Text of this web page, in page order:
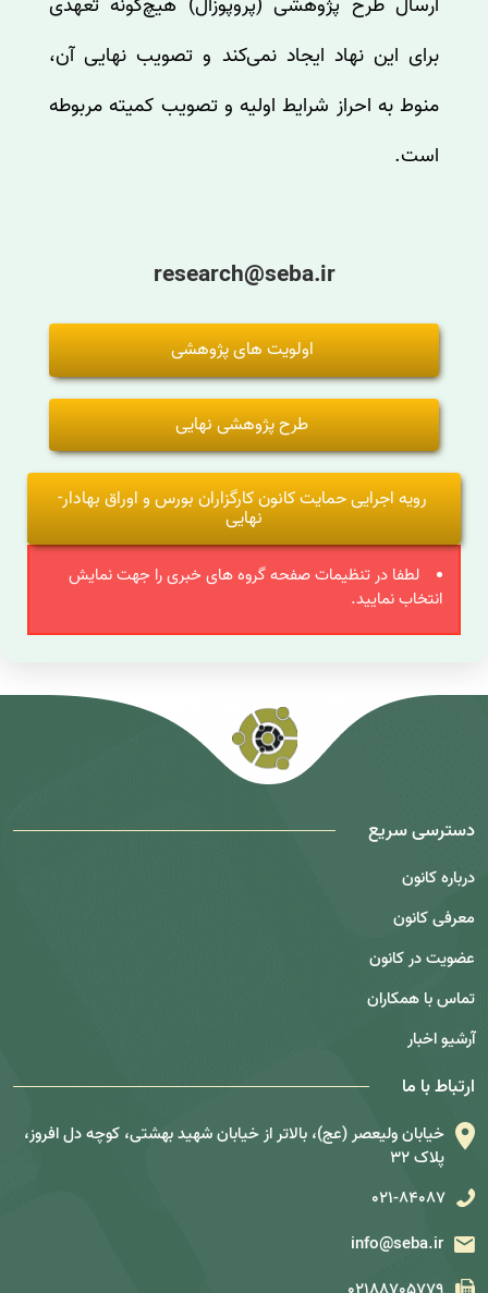
ارسال طرح پژوهشی (پروپوزال) هیچ‌گونه تعهدی
برای این نهاد ایجاد نمی‌کند و تصویب نهایی آن،
منوط به احراز شرایط اولیه و تصویب کمیته مربوطه
است.
research@seba.ir
اولویت های پژوهشی
طرح پژوهشی نهایی
رویه اجرایی حمایت کانون کارگزاران بورس و اوراق بهادار-
نهایی
لطفا در تنظیمات صفحه گروه های خبری را جهت نمایش
انتخاب نمایید.
دسترسی سریع
درباره کانون
معرفی کانون
عضویت در کانون
تماس با همکاران
آرشیو اخبار
ارتباط با ما
خیابان ولیعصر (عج)، بالاتر از خیابان شهید بهشتی، کوچه دل افروز،
پلاک 32
021-84087
info@seba.ir